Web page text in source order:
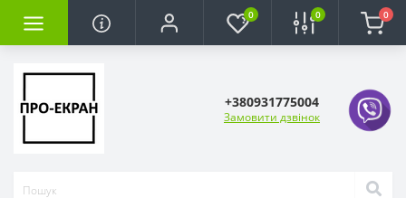
0 0 0
+380931775004
Замовити дзвінок